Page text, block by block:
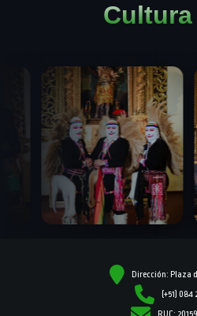
Cultura
Dirección: Plaza
(+51) 084